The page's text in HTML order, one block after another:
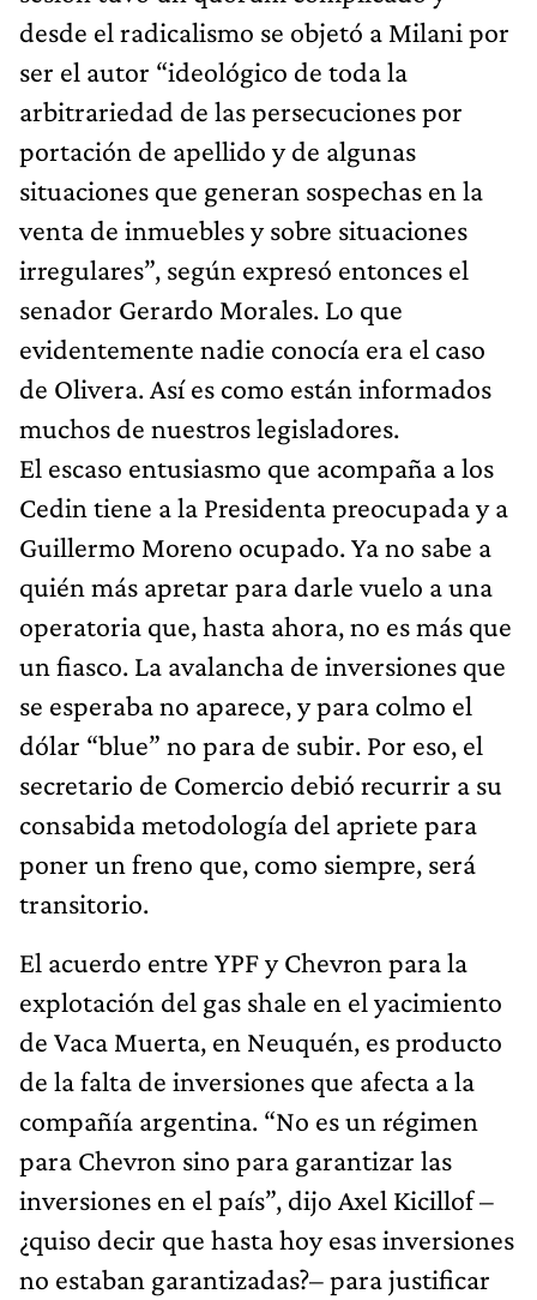
desde el radicalismo se objetó a Milani por
ser el autor “ideológico de toda la
arbitrariedad de las persecuciones por
portación de apellido y de algunas
situaciones que generan sospechas en la
venta de inmuebles y sobre situaciones
irregulares”, según expresó entonces el
senador Gerardo Morales. Lo que
evidentemente nadie conocía era el caso
de Olivera. Así es como están informados
muchos de nuestros legisladores.
El escaso entusiasmo que acompaña a los
Cedin tiene a la Presidenta preocupada y a
Guillermo Moreno ocupado. Ya no sabe a
quién más apretar para darle vuelo a una
operatoria que, hasta ahora, no es más que
un fiasco. La avalancha de inversiones que
se esperaba no aparece, y para colmo el
dólar “blue” no para de subir. Por eso, el
secretario de Comercio debió recurrir a su
consabida metodología del apriete para
poner un freno que, como siempre, será
transitorio.
El acuerdo entre YPF y Chevron para la
explotación del gas shale en el yacimiento
de Vaca Muerta, en Neuquén, es producto
de la falta de inversiones que afecta a la
compañía argentina. “No es un régimen
para Chevron sino para garantizar las
inversiones en el país”, dijo Axel Kicillof –
¿quiso decir que hasta hoy esas inversiones
no estaban garantizadas?– para justificar